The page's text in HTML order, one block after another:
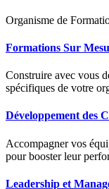
Organisme de
Formations Sur
Construire avec vous
spécifiques de votre
Développement des
Accompagner vos
pour booster leur
Leadership et